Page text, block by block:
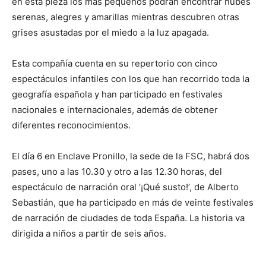
serenas, alegres y amarillas mientras descubren otras
grises asustadas por el miedo a la luz apagada.
Esta compañía cuenta en su repertorio con cinco
espectáculos infantiles con los que han recorrido toda la
geografía española y han participado en festivales
nacionales e internacionales, además de obtener
diferentes reconocimientos.
El día 6 en Enclave Pronillo, la sede de la FSC, habrá dos
pases, uno a las 10.30 y otro a las 12.30 horas, del
espectáculo de narración oral ‘¡Qué susto!’, de Alberto
Sebastián, que ha participado en más de veinte festivales
de narración de ciudades de toda España. La historia va
dirigida a niños a partir de seis años.